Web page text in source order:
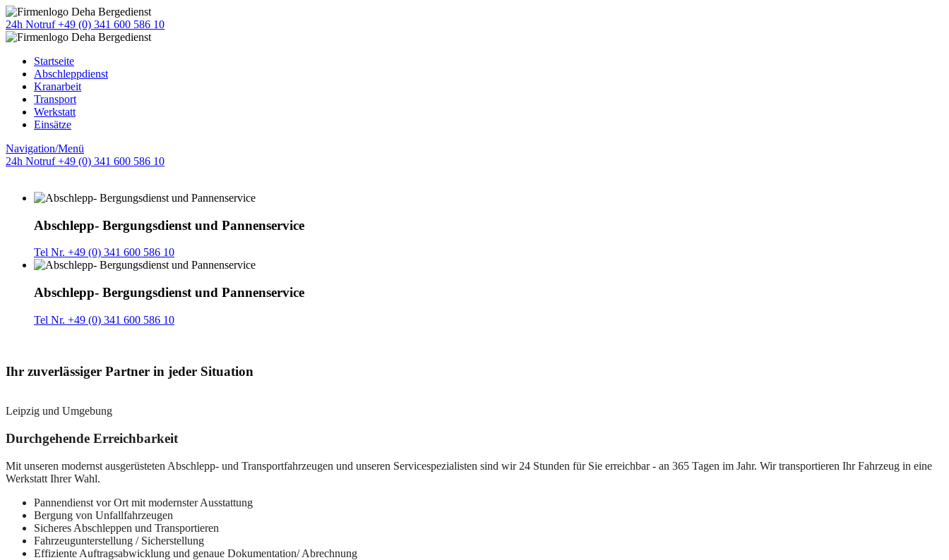
24h Notruf +49 (0) 341 600 586 10
Startseite
Abschleppdienst
Kranarbeit
Transport
Werkstatt
Einsätze
Navigation/Menü
24h Notruf +49 (0) 341 600 586 10
Abschlepp- Bergungsdienst und Pannenservice
Tel Nr. +49 (0) 341 600 586 10
Abschlepp- Bergungsdienst und Pannenservice
Tel Nr. +49 (0) 341 600 586 10
Ihr zuverlässiger Partner in jeder Situation
Leipzig und Umgebung
Durchgehende Erreichbarkeit
Mit unseren modernst ausgerüsteten Abschlepp- und Transportfahrzeugen und unseren Servicespezialisten sind wir 24 Stunden für Sie erreichbar - an 365 Tagen im Jahr. Wir transportieren Ihr Fahrzeug in eine
Werkstatt Ihrer Wahl.
Pannendienst vor Ort mit modernster Ausstattung
Bergung von Unfallfahrzeugen
Sicheres Abschleppen und Transportieren
Fahrzeugunterstellung / Sicherstellung
Effiziente Auftragsabwicklung und genaue Dokumentation/ Abrechnung